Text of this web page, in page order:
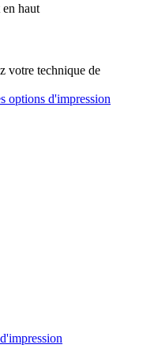
en haut
votre technique de
options d'impression